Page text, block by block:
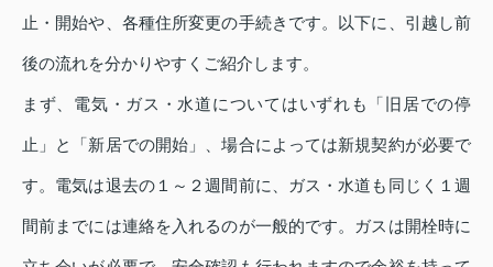
止・開始や、各種住所変更の手続きです。以下に、引越し前
後の流れを分かりやすくご紹介します。
まず、電気・ガス・水道についてはいずれも「旧居での停
止」と「新居での開始」、場合によっては新規契約が必要で
す。電気は退去の１～２週間前に、ガス・水道も同じく１週
間前までには連絡を入れるのが一般的です。ガスは開栓時に